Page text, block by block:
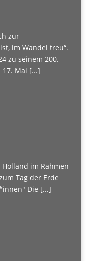
zur
im Wandel treu“.
zu seinem 200.
17. Mai [...]
im Rahmen
Tag der Erde
Die [...]